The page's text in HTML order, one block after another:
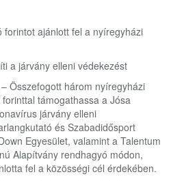
forintot ajánlott fel a nyíregyházi
a járvány elleni védekezést
Összefogott három nyíregyházi
támogathassa a Jósa
járvány elleni
és Szabadidősport
Egyesület, valamint a Talentum
Alapítvány rendhagyó módon,
fel a közösségi cél érdekében.